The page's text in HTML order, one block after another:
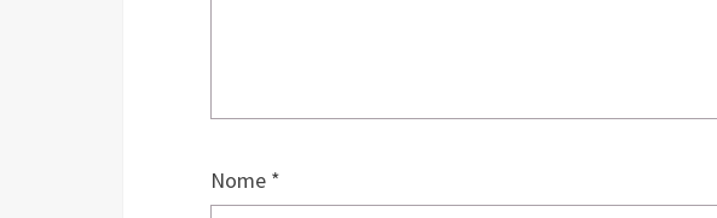
Nome *